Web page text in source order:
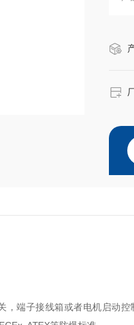
端子接线箱或者电机启动